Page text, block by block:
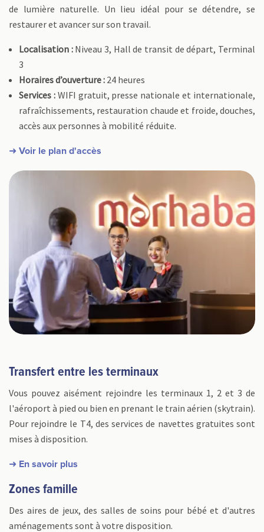
de lumière naturelle. Un lieu idéal pour se détendre, se
restaurer et avancer sur son travail.
Localisation :Niveau 3, Hall de transit de départ, Terminal
3
Horaires d’ouverture : 24 heures
Services : WIFI gratuit, presse nationale et internationale,
rafraîchissements, restauration chaude et froide, douches,
accès aux personnes à mobilité réduite.
➜ Voir le plan d'accès
Transfert entre les terminaux
Vous pouvez aisément rejoindre les terminaux 1, 2 et 3 de
l'aéroport à pied ou bien en prenant le train aérien (skytrain).
Pour rejoindre le T4, des services de navettes gratuites sont
mises à disposition.
➜ En savoir plus
Zones famille
Des aires de jeux, des salles de soins pour bébé et d'autres
aménagements sont à votre disposition.